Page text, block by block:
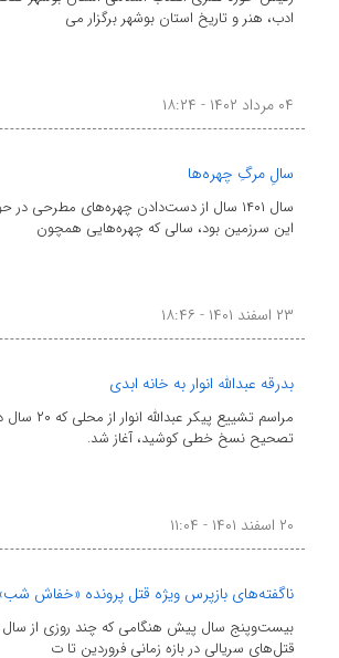
ادب، هنر و تاریخ استان بوشهر برگزار می‌
۰۴ مرداد ۱۴۰۲ - ۱۸:۲۴
سالِ مرگِ چهره‌ها
سال ۱۴۰۱ سال از دست‌دادن چهره‌های مطرحی
این سرزمین بود، سالی که چهره‌هایی همچون
۲۳ اسفند ۱۴۰۱ - ۱۸:۴۶
بدرقه عبدالله انوار به خانه ابدی
مراسم تشییع
تصحیح نسخ خطی کوشید، آغاز شد.
۲۰ اسفند ۱۴۰۱ - ۱۱:۰۴
ناگفته‌های بازپرس ویژه قتل پرونده «خفاش
بیست‌وپنج سال پیش هنگامی که چند روزی از
قتل‌های سریالی در بازه زمانی فروردین تا ت